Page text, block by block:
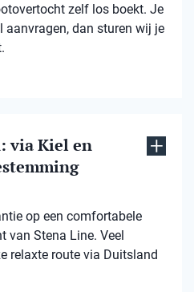
zelf los boekt. Je
aanvragen, dan sturen wij je
via Kiel en
op een comfortabele
van Stena Line. Veel
relaxte route via Duitsland